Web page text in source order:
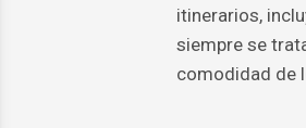
itinerarios,
siempre se
comodidad de